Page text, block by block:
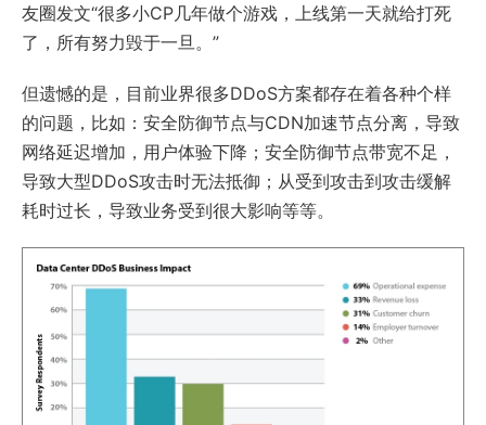
友圈发文“很多小CP几年做个游戏，上线第一天就给打死
了，所有努力毁于一旦。”
但遗憾的是，目前业界很多DDoS方案都存在着各种个样
的问题，比如：安全防御节点与CDN加速节点分离，导致
网络延迟增加，用户体验下降；安全防御节点带宽不足，
导致大型DDoS攻击时无法抵御；从受到攻击到攻击缓解
耗时过长，导致业务受到很大影响等等。